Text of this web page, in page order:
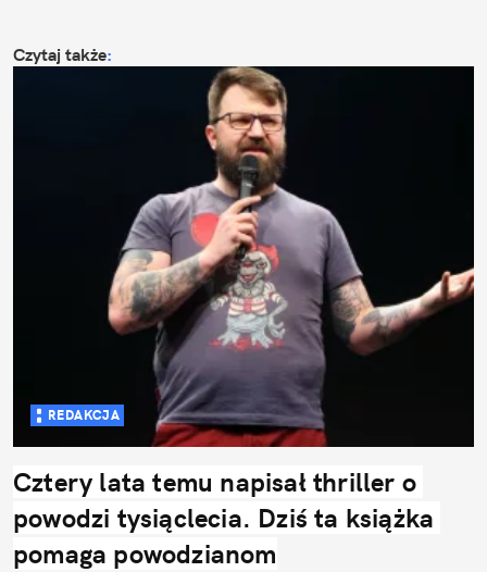
Czytaj także:
REDAKCJA
Cztery lata temu napisał thriller o
powodzi tysiąclecia. Dziś ta książka
pomaga powodzianom